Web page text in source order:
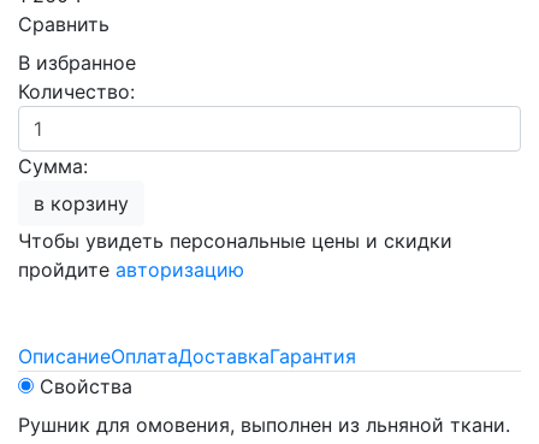
Сравнить
В избранное
Количество:
Сумма:
в корзину
Чтобы увидеть персональные цены и скидки
пройдите авторизацию
ОписаниеОплатаДоставкаГарантия
Свойства
Рушник для омовения, выполнен из льняной ткани.